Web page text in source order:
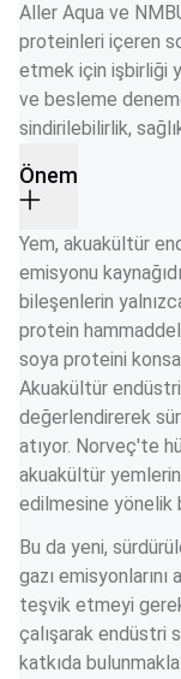
Aller Aqua ve
proteinleri içeren
etmek için işbirliği
ve besleme
sindirilebilirlik,
Önem
Yem, akuakültür
emisyonu
bileşenlerin
protein
soya proteini
Akuakültür
değerlendirerek
atıyor. Norveç'te
akuakültür
edilmesine yönelik
Bu da yeni,
gazı
teşvik etmeyi
çalışarak endüstri
katkıda